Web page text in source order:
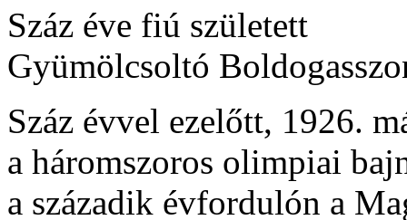
Száz éve fiú született
Gyümölcsoltó
Száz évvel ezelőtt, 1926.
a háromszoros olimpiai
a századik évfordulón a